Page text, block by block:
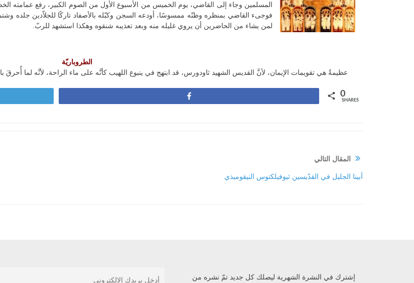
المسلمين وجاء إلى القاضي، يوم الخميس من الأسبوع الأول من الصوم الكبير، رفع عمامته
فوجىء القاضي بمنظره وظنّه ممسوسًا، أودعه السجن وكبّله بالأصفاد تاركًا للجلاّدين جلده
لمن يشاء من الحاضرين أن يروي غليله منه وبعد تعذيبه شنقوه وهكذا استشهد للربّ.
الطروباريّة
عظيمةٌ هي تقويمات الإيمان، لأنَّ القديس الشهيد ثاودورس، قد ابتهج في ينبوع اللهيب كأنَّه على ماء الراحة، لأنَّه لما أُحرقَ
0
SHARES
المقال التالي
أبينا الجليل في القدّيسين ثيوفيلكتوس النيقوميذي
إشترك في النشرة الشهرية ليصلك كل جديد تمّ نشره من